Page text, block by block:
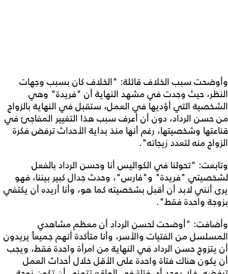
وأوضحت سبب الخلاف قائلة: "الخلاف كان بسبب وجهات
النظر، حيث وجدت في مشهد النهاية أن "فريدة" وهي
الشخصية التي أؤديها في العمل، ستقبل في النهاية بالزواج
من حسن الرداد، دون أن أعرف سبب هذا التغيير المفاجئ في
قناعتها وشخصيتها، رغم أنها منذ بداية الأحداث ترفض فكرة
الزواج منه لتعدد زيجاته".
وتابعت: "تحولنا في الكواليس أنا وحسن الرداد بالفعل
لشخصيتي "فريدة" و"فارس"، وحدث جدال كبير بيننا، فهو
يرى أنني لابد أن أقبل بشخصيته كما هو، وأنا أريده أن يكتفي
بزوجة واحدة فقط".
وأضافت: "أوضحت لحسن الرداد أن معظم مشاهدي
المسلسل من الفتيات والأسر، وأنا متأكدة أنهم جميعاً يريدون
أن يتزوج حسن الرداد في النهاية من امرأة واحدة فقط، ويجب
أن يكون هناك فتاة واحدة على الأقل خلال أحداث العمل